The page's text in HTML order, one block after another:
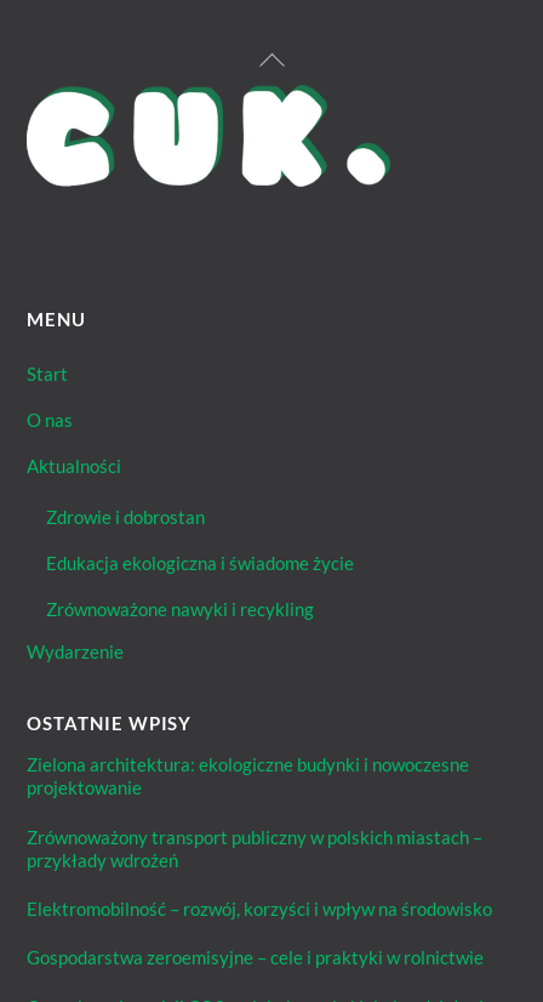
Back
To
MENU
Start
O nas
Aktualności
Zdrowie i dobrostan
Edukacja ekologiczna i świadome życie
Zrównoważone nawyki i recykling
Wydarzenie
OSTATNIE WPISY
Zielona architektura: ekologiczne budynki i nowoczesne
projektowanie
Zrównoważony transport publiczny w polskich miastach –
przykłady wdrożeń
Elektromobilność – rozwój, korzyści i wpływ na środowisko
Gospodarstwa zeroemisyjne – cele i praktyki w rolnictwie